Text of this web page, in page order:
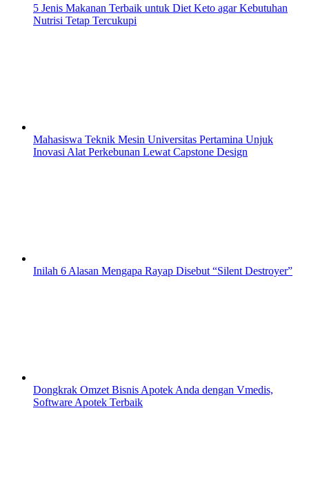
5 Jenis Makanan Terbaik untuk Diet Keto agar Kebutuhan
Nutrisi Tetap Tercukupi
Mahasiswa Teknik Mesin Universitas Pertamina Unjuk
Inovasi Alat Perkebunan Lewat Capstone Design
Inilah 6 Alasan Mengapa Rayap Disebut “Silent Destroyer”
Dongkrak Omzet Bisnis Apotek Anda dengan Vmedis,
Software Apotek Terbaik